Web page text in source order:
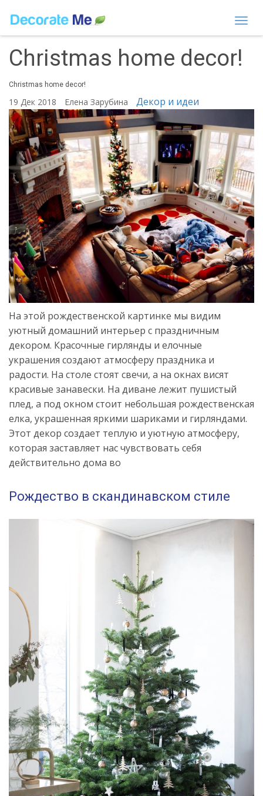
Christmas home decor!
Christmas home decor!
19 Дек 2018 Елена Зарубина Декор и идеи
На этой рождественской картинке мы видим
уютный домашний интерьер с праздничным
декором. Красочные гирлянды и елочные
украшения создают атмосферу праздника и
радости. На столе стоят свечи, а на окнах висят
красивые занавески. На диване лежит пушистый
плед, а под окном стоит небольшая рождественская
елка, украшенная яркими шариками и гирляндами.
Этот декор создает теплую и уютную атмосферу,
которая заставляет нас чувствовать себя
действительно дома во
Рождество в скандинавском стиле